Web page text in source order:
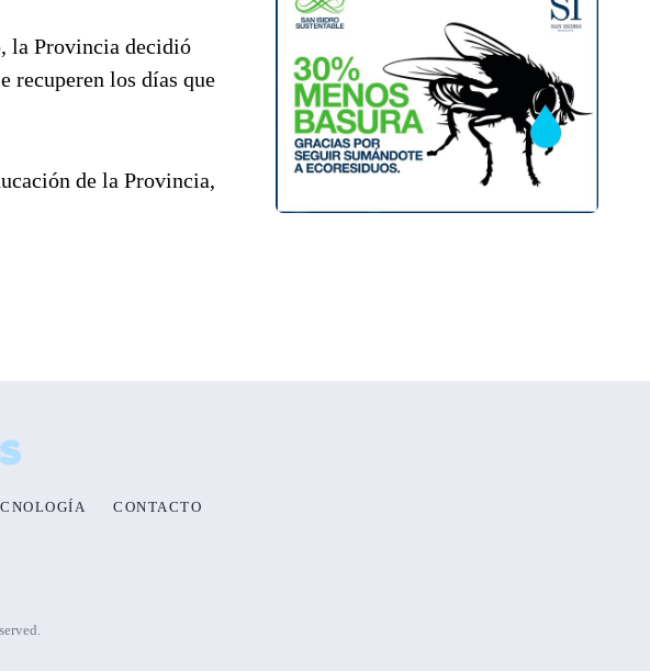
la Provincia decidió
recuperen los días que
de la Provincia,
CONTACTO